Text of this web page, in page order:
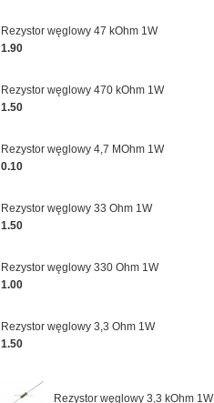
Rezystor węglowy 47 kOhm 1W
1.90
Rezystor węglowy 470 kOhm 1W
1.50
Rezystor węglowy 4,7 MOhm 1W
0.10
Rezystor węglowy 33 Ohm 1W
1.50
Rezystor węglowy 330 Ohm 1W
1.00
Rezystor węglowy 3,3 Ohm 1W
1.50
Rezystor węglowy 3,3 kOhm 1W